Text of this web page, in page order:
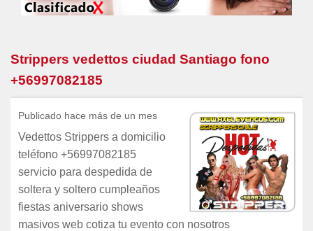
Strippers vedettos ciudad Santiago fono
+56997082185
Publicado hace más de un mes
Vedettos Strippers a domicilio
teléfono +56997082185
servicio para despedida de
soltera y soltero cumpleaños
fiestas aniversario shows
masivos web cotiza tu evento con nosotros